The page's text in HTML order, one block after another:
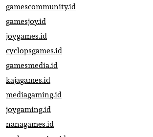
gamescommunity.id
gamesjoy.id
joygames.id
cyclopsgames.id
gamesmedia.id
kajagames.id
mediagaming.id
joygaming.id
nanagames.id